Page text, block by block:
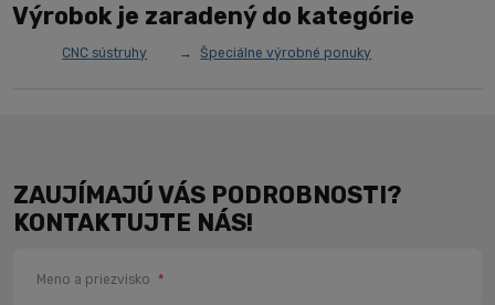
Výrobok je zaradený do kategórie
CNC sústruhy Špeciálne výrobné ponuky
ZAUJÍMAJÚ VÁS PODROBNOSTI?
KONTAKTUJTE NÁS!
Meno a priezvisko *